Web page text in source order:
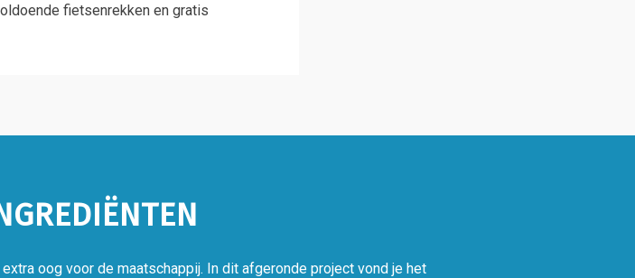
fietsenrekken en gratis
oog voor de maatschappij. In dit afgeronde project vond je het